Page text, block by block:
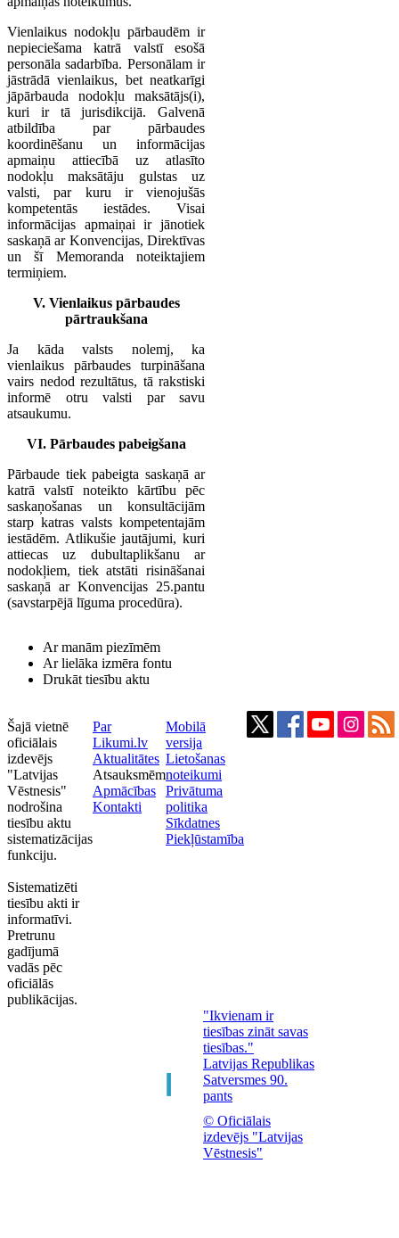
Vienlaikus nodokļu pārbaudēm ir
nepieciešama katrā valstī esošā
personāla sadarbība. Personālam ir
jāstrādā vienlaikus, bet neatkarīgi
jāpārbauda nodokļu maksātājs(i),
kuri ir tā jurisdikcijā. Galvenā
atbildība par pārbaudes
koordinēšanu un informācijas
apmaiņu attiecībā uz atlasīto
nodokļu maksātāju gulstas uz
valsti, par kuru ir vienojušās
kompetentās iestādes. Visai
informācijas apmaiņai ir jānotiek
saskaņā ar Konvencijas, Direktīvas
un šī Memoranda noteiktajiem
termiņiem.
V. Vienlaikus pārbaudes
pārtraukšana
Ja kāda valsts nolemj, ka
vienlaikus pārbaudes turpināšana
vairs nedod rezultātus, tā rakstiski
informē otru valsti par savu
atsaukumu.
VI. Pārbaudes pabeigšana
Pārbaude tiek pabeigta saskaņā ar
katrā valstī noteikto kārtību pēc
saskaņošanas un konsultācijām
starp katras valsts kompetentajām
iestādēm. Atlikušie jautājumi, kuri
attiecas uz dubultaplikšanu ar
nodokļiem, tiek atstāti risināšanai
saskaņā ar Konvencijas 25.pantu
(savstarpējā līguma procedūra).
Ar manām piezīmēm
Ar lielāka izmēra fontu
Drukāt tiesību aktu
Šajā vietnē
oficiālais
izdevējs
"Latvijas
Vēstnesis"
nodrošina
tiesību aktu
sistematizācijas
funkciju.
Sistematizēti
tiesību akti ir
informatīvi.
Pretrunu
gadījumā
vadās pēc
oficiālās
publikācijas.
Par
Likumi.lv
Aktualitātes
Atsauksmēm
Apmācības
Kontakti
Mobilā
versija
Lietošanas
noteikumi
Privātuma
politika
Sīkdatnes
Piekļūstamība
"Ikvienam ir
tiesības zināt savas
tiesības."
Latvijas Republikas
Satversmes 90.
pants
© Oficiālais
izdevējs "Latvijas
Vēstnesis"